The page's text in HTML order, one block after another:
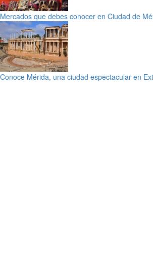
Mercados que debes conocer en Ciudad de
Conoce Mérida, una ciudad espectacular en